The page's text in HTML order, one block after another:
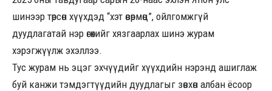
шинээр төрсөн хүүхдэд “хэт өвөрмөц”, ойлгомжгүй
дуудлагатай нэр өгөхийг хязгаарлах шинэ журам
хэрэгжүүлж эхэллээ.
Тус журам нь эцэг эхчүүдийг хүүхдийн нэрэнд ашиглаж
буй канжи тэмдэгтүүдийн дуудлагыг зөвхөн албан ёсоор